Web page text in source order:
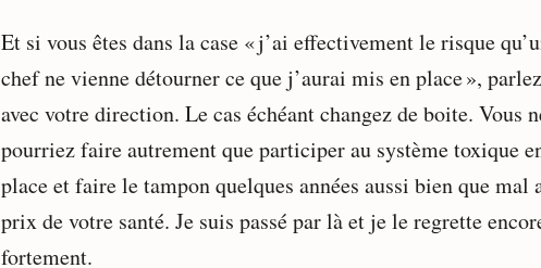
Et si vous êtes dans la case « j’ai effectivement le risque
chef ne vienne détourner ce que j’aurai mis en place »,
avec votre direction. Le cas échéant changez de boite. Vous
pourriez faire autrement que participer au système toxique
place et faire le tampon quelques années aussi bien que mal
prix de votre santé. Je suis passé par là et je le regrette
fortement.